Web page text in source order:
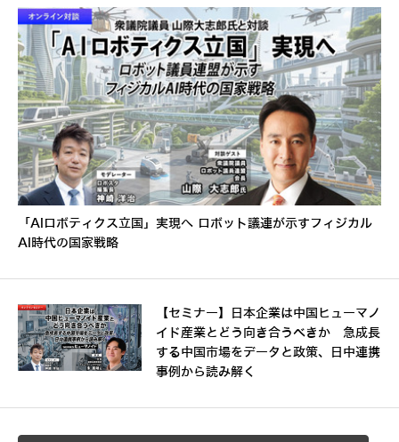
「AIロボティクス立国」実現へ ロボット議連が示すフィジカル
AI時代の国家戦略
【セミナー】日本企業は中国ヒューマノ
イド産業とどう向き合うべきか 急成長
する中国市場をデータと政策、日中連携
事例から読み解く